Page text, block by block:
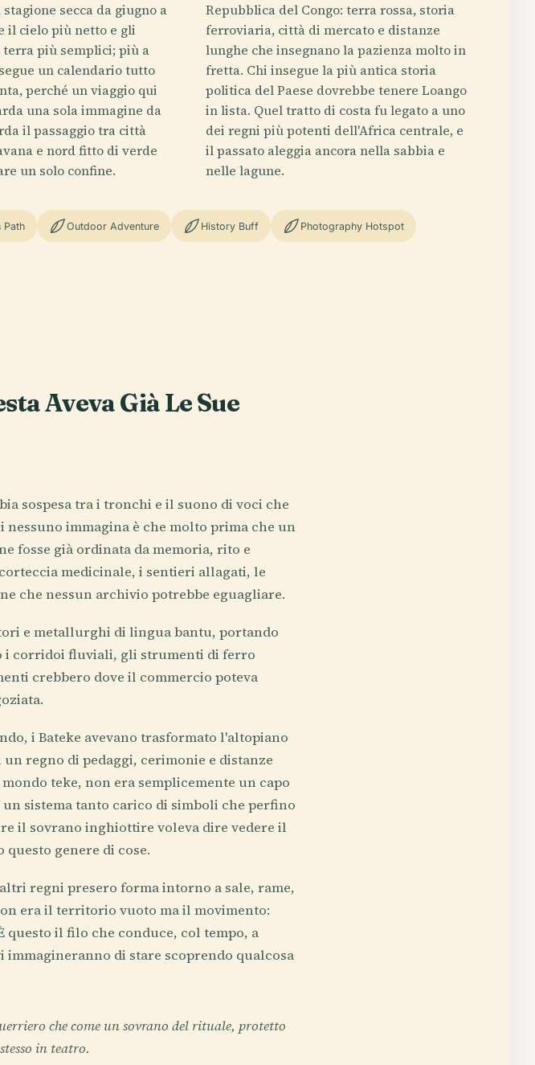
secca da giugno a
il cielo più netto e gli
più semplici; più a
un calendario tutto
perché un viaggio qui
una sola immagine da
il passaggio tra città
e nord fitto di verde
un solo confine.
Repubblica del Congo: terra rossa, storia
ferroviaria, città di mercato e distanze
lunghe che insegnano la pazienza molto in
fretta. Chi insegue la più antica storia
politica del Paese dovrebbe tenere Loango
in lista. Quel tratto di costa fu legato a uno
dei regni più potenti dell'Africa centrale, e
il passato aleggia ancora nella sabbia e
nelle lagune.
Path Outdoor Adventure History Buff Photography Hotspot
Aveva Già Le Sue
sospesa tra i tronchi e il suono di voci che
immagina è che molto prima che un
fosse già ordinata da memoria, rito e
medicinale, i sentieri allagati, le
che nessun archivio potrebbe eguagliare.
e metallurghi di lingua bantu, portando
i corridoi fluviali, gli strumenti di ferro
crebbero dove il commercio poteva
i Bateke avevano trasformato l'altopiano
regno di pedaggi, cerimonie e distanze
teke, non era semplicemente un capo
sistema tanto carico di simboli che perfino
il sovrano inghiottire voleva dire vedere il
genere di cose.
regni presero forma intorno a sale, rame,
era il territorio vuoto ma il movimento:
il filo che conduce, col tempo, a
immagineranno di stare scoprendo qualcosa
che come un sovrano del rituale, protetto
in teatro.